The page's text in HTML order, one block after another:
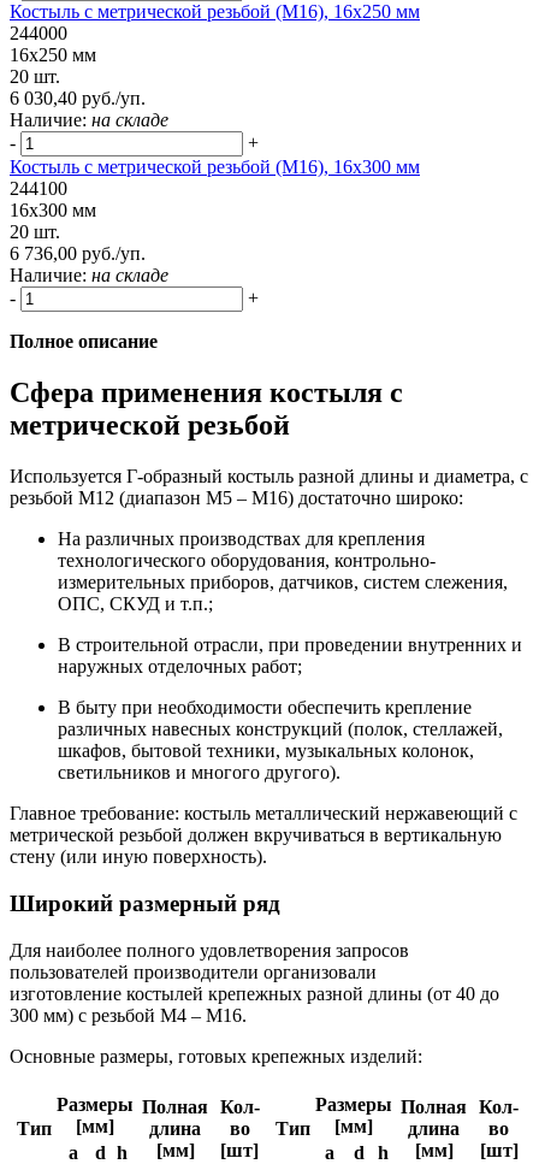
Костыль с метрической резьбой (М16), 16х250 мм
244000
16х250 мм
20 шт.
6 030,40 руб./уп.
Наличие: на складе
-
+
Костыль с метрической резьбой (М16), 16х300 мм
244100
16х300 мм
20 шт.
6 736,00 руб./уп.
Наличие: на складе
-
+
Полное описание
Сфера применения костыля с
метрической резьбой
Используется Г-образный костыль разной длины и диаметра, с
резьбой М12 (диапазон М5 – М16) достаточно широко:
На различных производствах для крепления
технологического оборудования, контрольно-
измерительных приборов, датчиков, систем слежения,
ОПС, СКУД и т.п.;
В строительной отрасли, при проведении внутренних и
наружных отделочных работ;
В быту при необходимости обеспечить крепление
различных навесных конструкций (полок, стеллажей,
шкафов, бытовой техники, музыкальных колонок,
светильников и многого другого).
Главное требование: костыль металлический нержавеющий с
метрической резьбой должен вкручиваться в вертикальную
стену (или иную поверхность).
Широкий размерный ряд
Для наиболее полного удовлетворения запросов
пользователей производители организовали
изготовление костылей крепежных разной длины (от 40 до
300 мм) с резьбой М4 – М16.
Основные размеры, готовых крепежных изделий:
Тип
Размеры
[мм]
Полная
длина
[мм]
Кол-
во
[шт]
а d h
Тип
Размеры
[мм]
Полная
длина
[мм]
Кол-
во
[шт]
а d
h